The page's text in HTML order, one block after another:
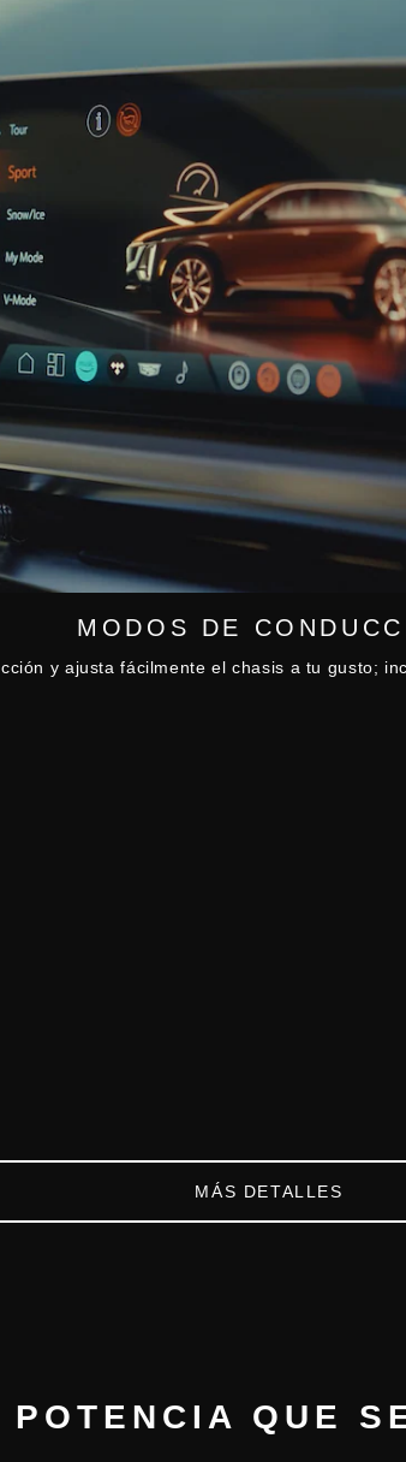
MODOS DE
y ajusta fácilmente el chasis a tu gusto;
MÁS DETALLES
POTENCIA QUE